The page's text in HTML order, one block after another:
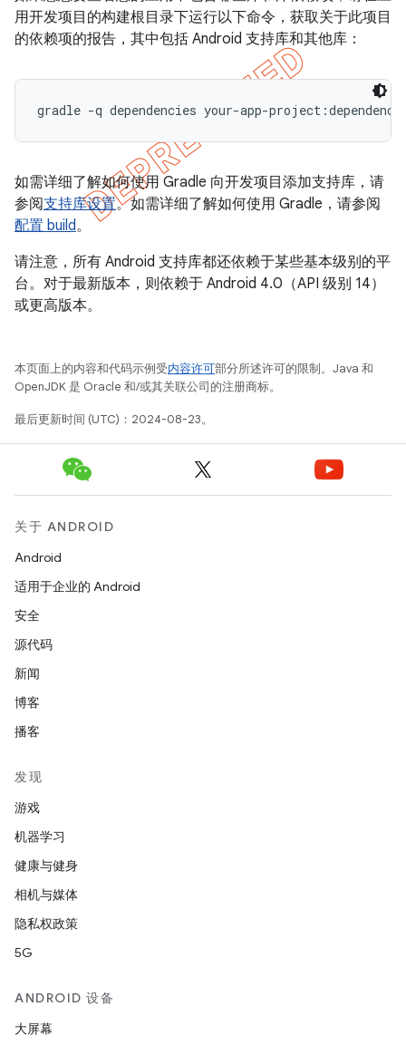
用开发项目的构建根目录下运行以下命令，获取关于此项目
的依赖项的报告，其中包括 Android 支持库和其他库：
如需详细了解如何使用 Gradle 向开发项目添加支持库，请
参阅支持库设置。如需详细了解如何使用 Gradle，请参阅
配置 build。
请注意，所有 Android 支持库都还依赖于某些基本级别的平
台。对于最新版本，则依赖于 Android 4.0（API 级别 14）
或更高版本。
本页面上的内容和代码示例受内容许可部分所述许可的限制。Java 和
OpenJDK 是 Oracle 和/或其关联公司的注册商标。
最后更新时间 (UTC)：2024-08-23。
关于 ANDROID
Android
适用于企业的 Android
安全
源代码
新闻
博客
播客
发现
游戏
机器学习
健康与健身
相机与媒体
隐私权政策
5G
ANDROID 设备
大屏幕